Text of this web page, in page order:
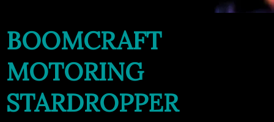
BOOMCRAFT
MOTORING
STARDROPPER